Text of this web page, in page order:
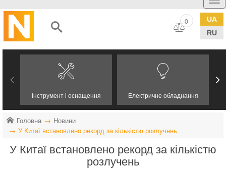
UA
RU
0
Інструмент і оснащення Електричне обладнання
Головна
Новини
У Китаї встановлено рекорд за кількістю розлучень
У Китаї встановлено рекорд за кількістю
розлучень